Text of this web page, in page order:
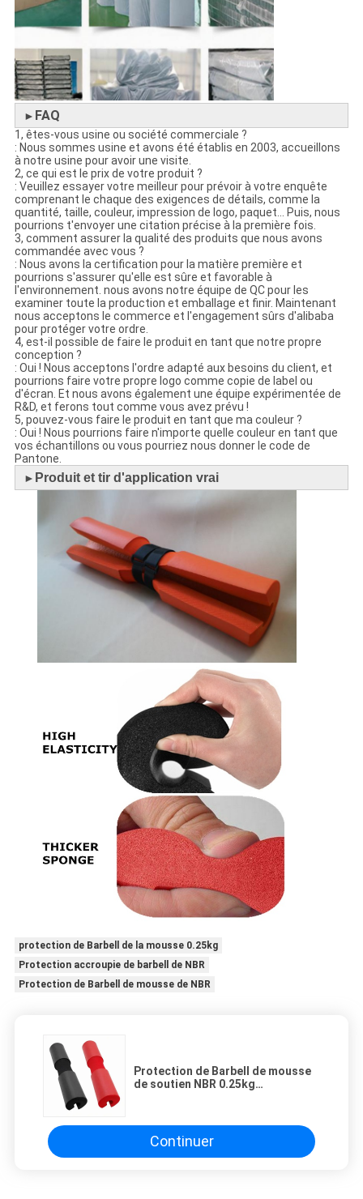
► FAQ
1, êtes-vous usine ou société commerciale ?
: Nous sommes usine et avons été établis en 2003, accueillons
à notre usine pour avoir une visite.
2, ce qui est le prix de votre produit ?
: Veuillez essayer votre meilleur pour prévoir à votre enquête
comprenant le chaque des exigences de détails, comme la
quantité, taille, couleur, impression de logo, paquet… Puis, nous
pourrions t'envoyer une citation précise à la première fois.
3, comment assurer la qualité des produits que nous avons
commandée avec vous ?
: Nous avons la certification pour la matière première et
pourrions s'assurer qu'elle est sûre et favorable à
l'environnement. nous avons notre équipe de QC pour les
examiner toute la production et emballage et finir. Maintenant
nous acceptons le commerce et l'engagement sûrs d'alibaba
pour protéger votre ordre.
4, est-il possible de faire le produit en tant que notre propre
conception ?
: Oui ! Nous acceptons l'ordre adapté aux besoins du client, et
pourrions faire votre propre logo comme copie de label ou
d'écran. Et nous avons également une équipe expérimentée de
R&D, et ferons tout comme vous avez prévu !
5, pouvez-vous faire le produit en tant que ma couleur ?
: Oui ! Nous pourrions faire n'importe quelle couleur en tant que
vos échantillons ou vous pourriez nous donner le code de
Pantone.
► Produit et tir d'application vrai
protection de Barbell de la mousse 0.25kg
Protection accroupie de barbell de NBR
Protection de Barbell de mousse de NBR
Protection de Barbell de mousse
de soutien NBR 0.25kg
Continuer